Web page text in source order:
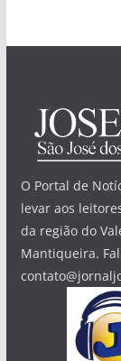
O Portal de
levar aos
da região do
Mantiqueira.